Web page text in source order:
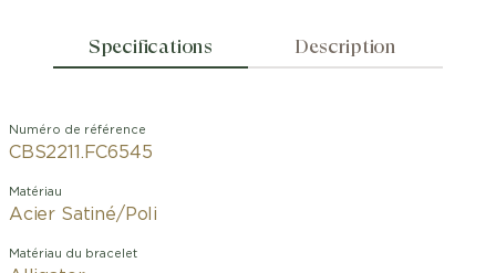
Specifications Description
Numéro de référence
CBS2211.FC6545
Matériau
Acier Satiné/Poli
Matériau du bracelet